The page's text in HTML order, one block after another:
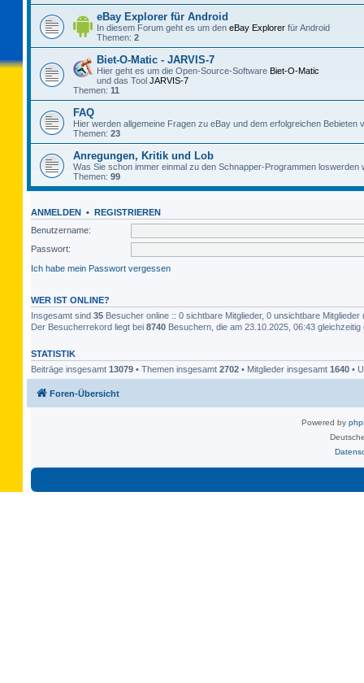
eBay Explorer für Android
In diesem Forum geht es um den eBay Explorer für Android
Themen: 2
Biet-O-Matic - JARVIS-7
Hier geht es um die Open-Source-Software Biet-O-Matic
und das Tool JARVIS-7
Themen: 11
FAQ
Hier werden allgemeine Fragen zu eBay und dem erfolgreichen Bebieten
Themen: 23
Anregungen, Kritik und Lob
Was Sie schon immer einmal zu den Schnapper-Programmen loswerden
Themen: 99
ANMELDEN • REGISTRIEREN
Benutzername:
Passwort:
Ich habe mein Passwort vergessen
WER IST ONLINE?
Insgesamt sind 35 Besucher online :: 0 sichtbare Mitglieder, 0 unsichtbare
Der Besucherrekord liegt bei 8740 Besuchern, die am 23.10.2025, 06:43 gleichzeitig
STATISTIK
Beiträge insgesamt 13079 • Themen insgesamt 2702 • Mitglieder insgesamt 1640 •
Foren-Übersicht
Powered by